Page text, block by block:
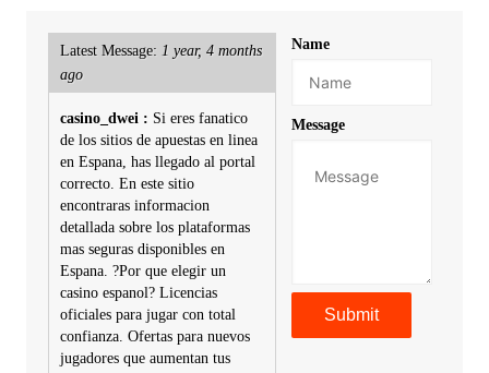
Latest Message: 1 year, 4 months
ago
casino_dwei : Si eres fanatico
de los sitios de apuestas en linea
en Espana, has llegado al portal
correcto. En este sitio
encontraras informacion
detallada sobre los plataformas
mas seguras disponibles en
Espana. ?Por que elegir un
casino espanol? Licencias
oficiales para jugar con total
confianza. Ofertas para nuevos
jugadores que aumentan tus
Name
Message